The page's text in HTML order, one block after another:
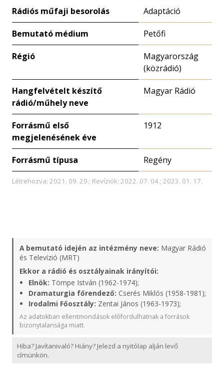
Rádiós műfaji besorolás Adaptáció
Bemutató médium Petőfi
Régió
Magyarország
(közrádió)
Hangfelvételt készítő
rádió/műhely neve
Magyar Rádió
Forrásmű első
megjelenésének éve
1912
Forrásmű típusa Regény
Létrehozva: 2021. 09. 29.; Revíziók: 2022. 07. 04.; 2023. 01. 17.
A bemutató idején az intézmény neve: Magyar Rádió
és Televízió (MRT)
Ekkor a rádió és osztályainak irányítói:
Elnök: Tömpe István (1962-1974);
Dramaturgia főrendező: Cserés Miklós (1958-1981);
Irodalmi Főosztály: Zentai János (1963-1973);
Az adatokban ellentmondások előfordulhatnak a források
bizonytalansága miatt.
Hiba? Javítanivaló? Hiány? Jelezd a nyitólap alján levő
címünkön.